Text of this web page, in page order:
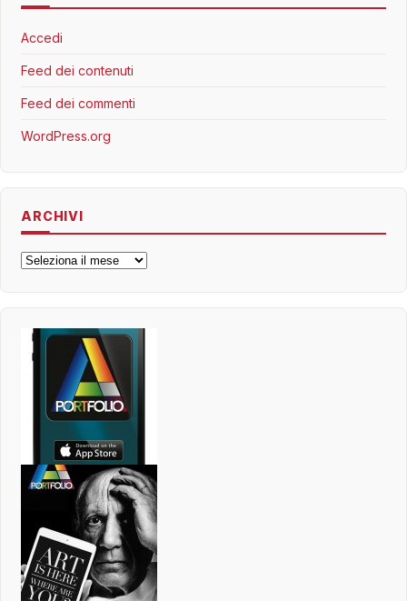
Accedi
Feed dei contenuti
Feed dei commenti
WordPress.org
ARCHIVI
Archivi